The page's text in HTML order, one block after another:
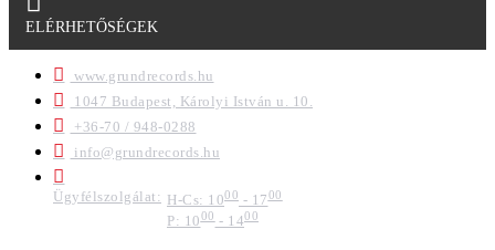
ELÉRHETŐSÉGEK
www.grundrecords.hu
1047 Budapest, Károlyi István u. 10.
+36-70 / 948-0288
info@grundrecords.hu
Ügyfélszolgálat: H-Cs: 1000 - 1700
P: 1000- 1400